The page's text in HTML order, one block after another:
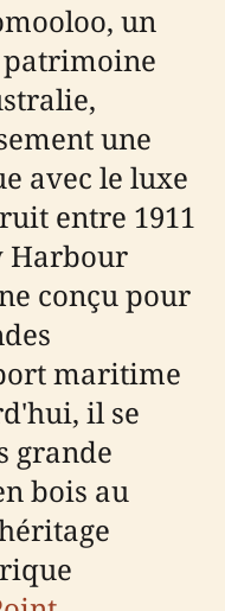
un
patrimoine
une
avec le luxe
entre 1911
Harbour
conçu pour
maritime
il se
grande
bois au